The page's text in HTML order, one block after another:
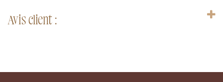
Avis client :